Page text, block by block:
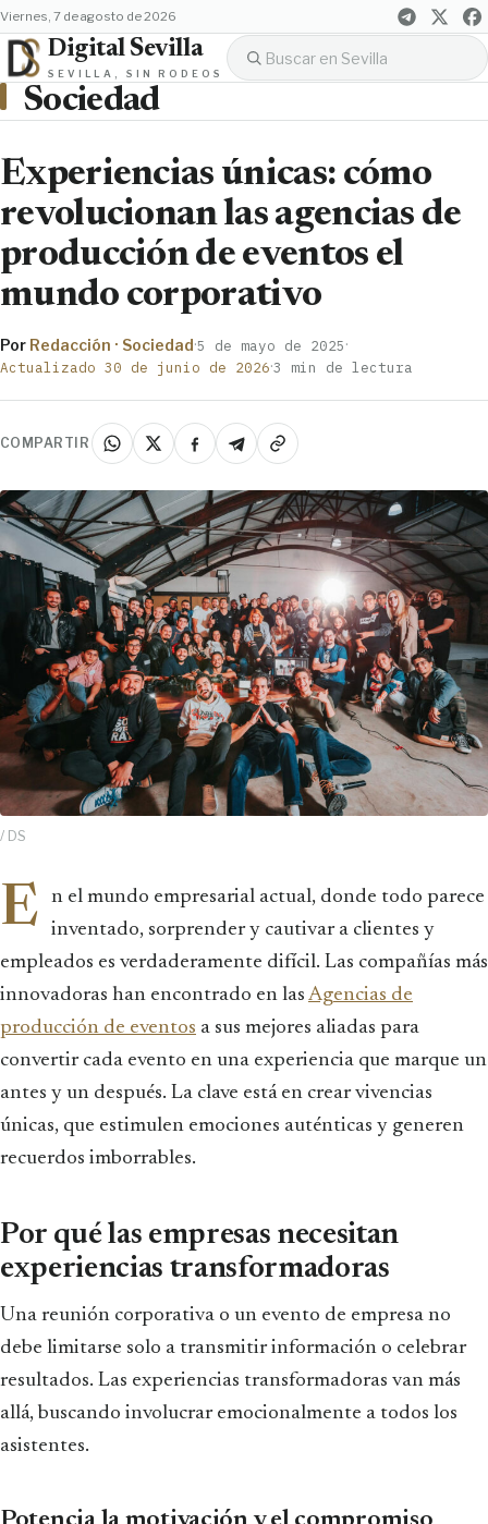
viernes, 7 de agosto de 2026
Digital Sevilla
SEVILLA, SIN RODEOS
Sociedad
Experiencias únicas: cómo
revolucionan las agencias de
producción de eventos el
mundo corporativo
Por Redacción · Sociedad·5 de mayo de 2025·
Actualizado 30 de junio de 2026·3 min de lectura
COMPARTIR
/ DS
E
n el mundo empresarial actual, donde todo parece
inventado, sorprender y cautivar a clientes y
empleados es verdaderamente difícil. Las compañías más
innovadoras han encontrado en las Agencias de
producción de eventos a sus mejores aliadas para
convertir cada evento en una experiencia que marque un
antes y un después. La clave está en crear vivencias
únicas, que estimulen emociones auténticas y generen
recuerdos imborrables.
Por qué las empresas necesitan
experiencias transformadoras
Una reunión corporativa o un evento de empresa no
debe limitarse solo a transmitir información o celebrar
resultados. Las experiencias transformadoras van más
allá, buscando involucrar emocionalmente a todos los
asistentes.